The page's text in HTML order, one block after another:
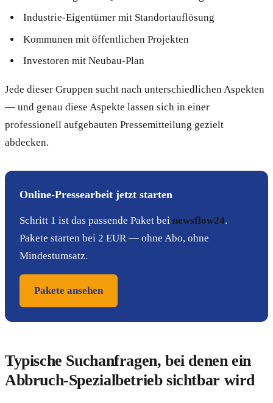
Industrie-Eigentümer mit Standortauflösung
Kommunen mit öffentlichen Projekten
Investoren mit Neubau-Plan
Jede dieser Gruppen sucht nach unterschiedlichen Aspekten
— und genau diese Aspekte lassen sich in einer
professionell aufgebauten Pressemitteilung gezielt
abdecken.
Online-Pressearbeit jetzt starten
Schritt 1 ist das passende Paket bei newsflow24.
Pakete starten bei 2 EUR — ohne Abo, ohne
Mindestumsatz.
Pakete ansehen
Typische Suchanfragen, bei denen ein
Abbruch-Spezialbetrieb sichtbar wird